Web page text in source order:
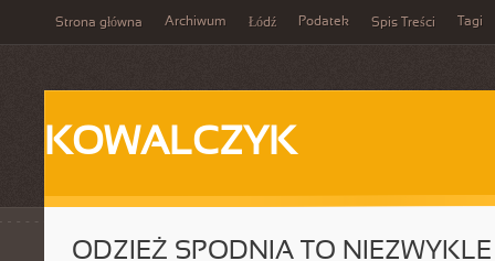
Strona główna Archiwum Łódź Podatek Spis Treści Tagi
KOWALCZYK
ODZIEŻ SPODNIA TO NIEZWYKLE